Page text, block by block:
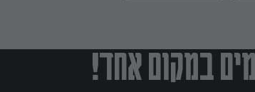
במקום אחד!